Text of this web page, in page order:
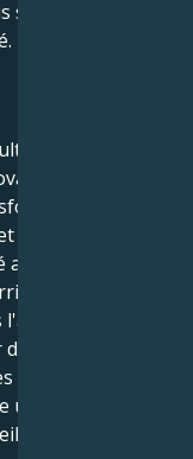
épuisé si
sensible, est
de Mars
en un
de pensée
à un
profond,
du
libertés
idéaux
une attraction
du Cancer a